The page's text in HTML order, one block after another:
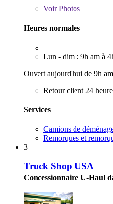
VoirPhotos
Heures normales
Lun - dim : 9h am à
Ouvert aujourd'hui de 9h
Retour client 24
Services
Camions de
Remorques et
3
Truck Shop USA
Concessionnaire U-Haul